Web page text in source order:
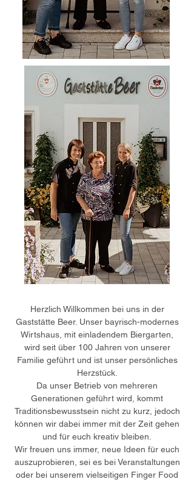
Herzlich Willkommen bei uns in der
Gaststätte Beer. Unser bayrisch-modernes
Wirtshaus, mit einladendem Biergarten,
wird seit über 100 Jahren von unserer
Familie geführt und ist unser persönliches
Herzstück.
Da unser Betrieb von mehreren
Generationen geführt wird, kommt
Traditionsbewusstsein nicht zu kurz, jedoch
können wir dabei immer mit der Zeit gehen
und für euch kreativ bleiben.
Wir freuen uns immer, neue Ideen für euch
auszuprobieren, sei es bei Veranstaltungen
oder bei unserem vielseitigen Finger Food